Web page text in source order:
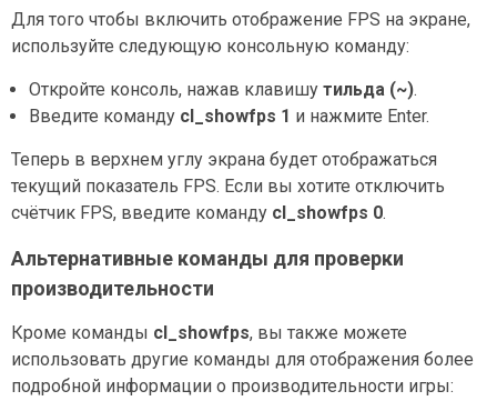
Для того чтобы включить отображение FPS на экране,
используйте следующую консольную команду:
Откройте консоль, нажав клавишу тильда (~).
Введите команду cl_showfps 1 и нажмите Enter.
Теперь в верхнем углу экрана будет отображаться
текущий показатель FPS. Если вы хотите отключить
счётчик FPS, введите команду cl_showfps 0.
Альтернативные команды для проверки
производительности
Кроме команды cl_showfps, вы также можете
использовать другие команды для отображения более
подробной информации о производительности игры: